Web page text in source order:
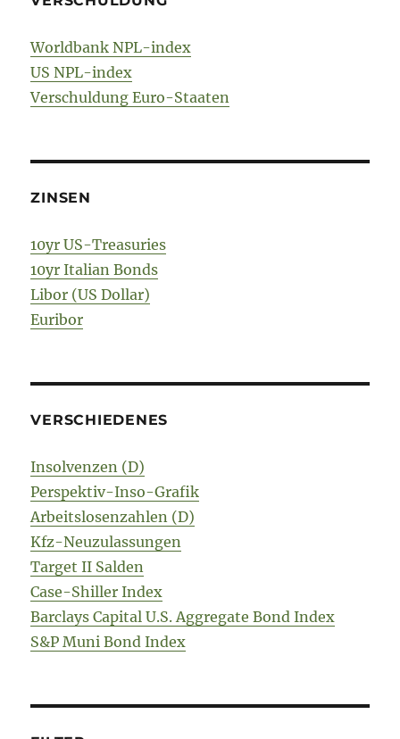
Worldbank NPL-index
US NPL-index
Verschuldung Euro-Staaten
ZINSEN
10yr US-Treasuries
10yr Italian Bonds
Libor (US Dollar)
Euribor
VERSCHIEDENES
Insolvenzen (D)
Perspektiv-Inso-Grafik
Arbeitslosenzahlen (D)
Kfz-Neuzulassungen
Target II Salden
Case-Shiller Index
Barclays Capital U.S. Aggregate Bond Index
S&P Muni Bond Index